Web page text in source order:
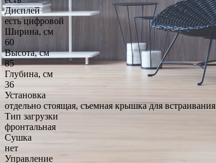
Дисплей
есть цифровой
Ширина, см
60
Высота, см
85
Глубина, см
36
Установка
отдельно стоящая, съемная крышка для встраивания
Тип загрузки
фронтальная
Сушка
нет
Управление